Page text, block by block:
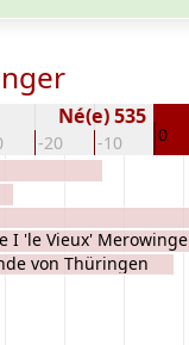
-20 -10 0
Né(e) 535
I 'le Vieux'
von Thüringen